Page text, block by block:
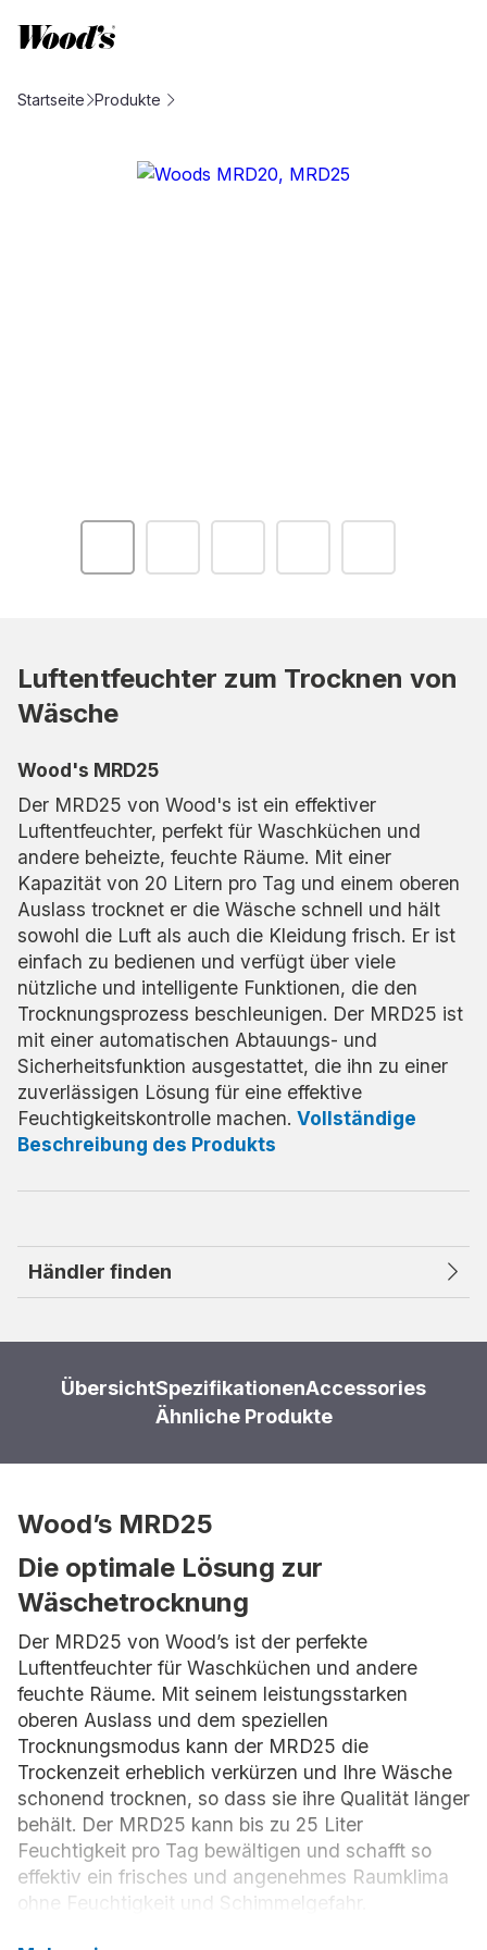
Startseite Produkte
Luftentfeuchter zum Trocknen von
Wäsche
Wood's MRD25
Der MRD25 von Wood's ist ein effektiver
Luftentfeuchter, perfekt für Waschküchen und
andere beheizte, feuchte Räume. Mit einer
Kapazität von 20 Litern pro Tag und einem oberen
Auslass trocknet er die Wäsche schnell und hält
sowohl die Luft als auch die Kleidung frisch. Er ist
einfach zu bedienen und verfügt über viele
nützliche und intelligente Funktionen, die den
Trocknungsprozess beschleunigen. Der MRD25 ist
mit einer automatischen Abtauungs- und
Sicherheitsfunktion ausgestattet, die ihn zu einer
zuverlässigen Lösung für eine effektive
Feuchtigkeitskontrolle machen. Vollständige
Beschreibung des Produkts
Händler finden
ÜbersichtSpezifikationenAccessories
Ähnliche Produkte
Wood’s MRD25
Die optimale Lösung zur
Wäschetrocknung
Der MRD25 von Wood’s ist der perfekte
Luftentfeuchter für Waschküchen und andere
feuchte Räume. Mit seinem leistungsstarken
oberen Auslass und dem speziellen
Trocknungsmodus kann der MRD25 die
Trockenzeit erheblich verkürzen und Ihre Wäsche
schonend trocknen, so dass sie ihre Qualität länger
behält. Der MRD25 kann bis zu 25 Liter
Feuchtigkeit pro Tag bewältigen und schafft so
effektiv ein frisches und angenehmes Raumklima
ohne Feuchtigkeit und Schimmelgefahr.